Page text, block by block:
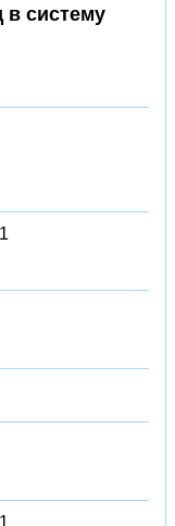
в систему